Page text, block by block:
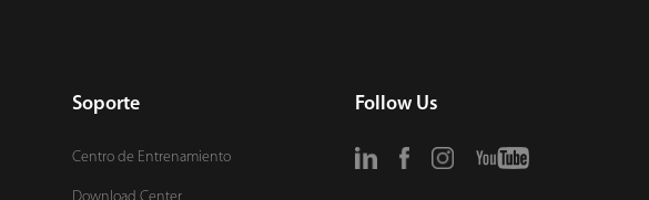
Soporte
Centro de Entrenamiento
Download Center
Follow Us